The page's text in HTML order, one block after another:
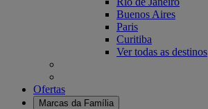
Buenos Aires
Paris
Curitiba
Ver todas as destinos
Ofertas
Marcas da Família